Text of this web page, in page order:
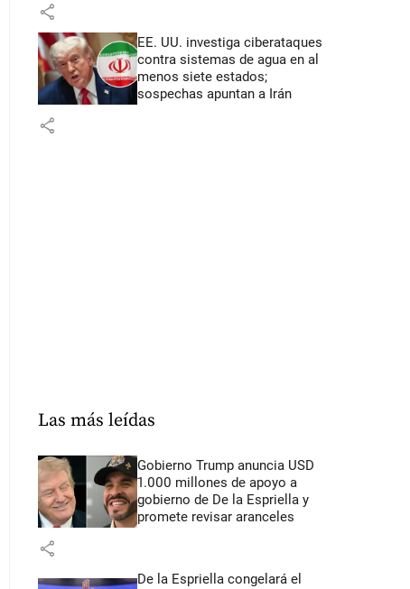
share
EE. UU. investiga ciberataques
contra sistemas de agua en al
menos siete estados;
sospechas apuntan a Irán
share
Las más leídas
Gobierno Trump anuncia USD
1.000 millones de apoyo a
gobierno de De la Espriella y
promete revisar aranceles
share
De la Espriella congelará el